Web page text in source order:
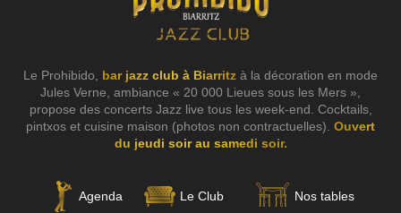
Le Prohibido, bar jazz club à Biarritz à la décoration en mode
Jules Verne, ambiance « 20 000 Lieues sous les Mers »,
propose des concerts Jazz live tous les week-end. Cocktails,
pintxos et cuisine maison (photos non contractuelles). Ouvert
du jeudi soir au samedi soir.
Agenda Le Club Nos tables